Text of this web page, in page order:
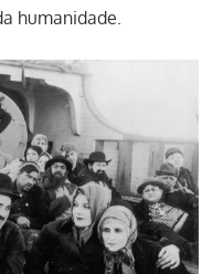
humanidade.